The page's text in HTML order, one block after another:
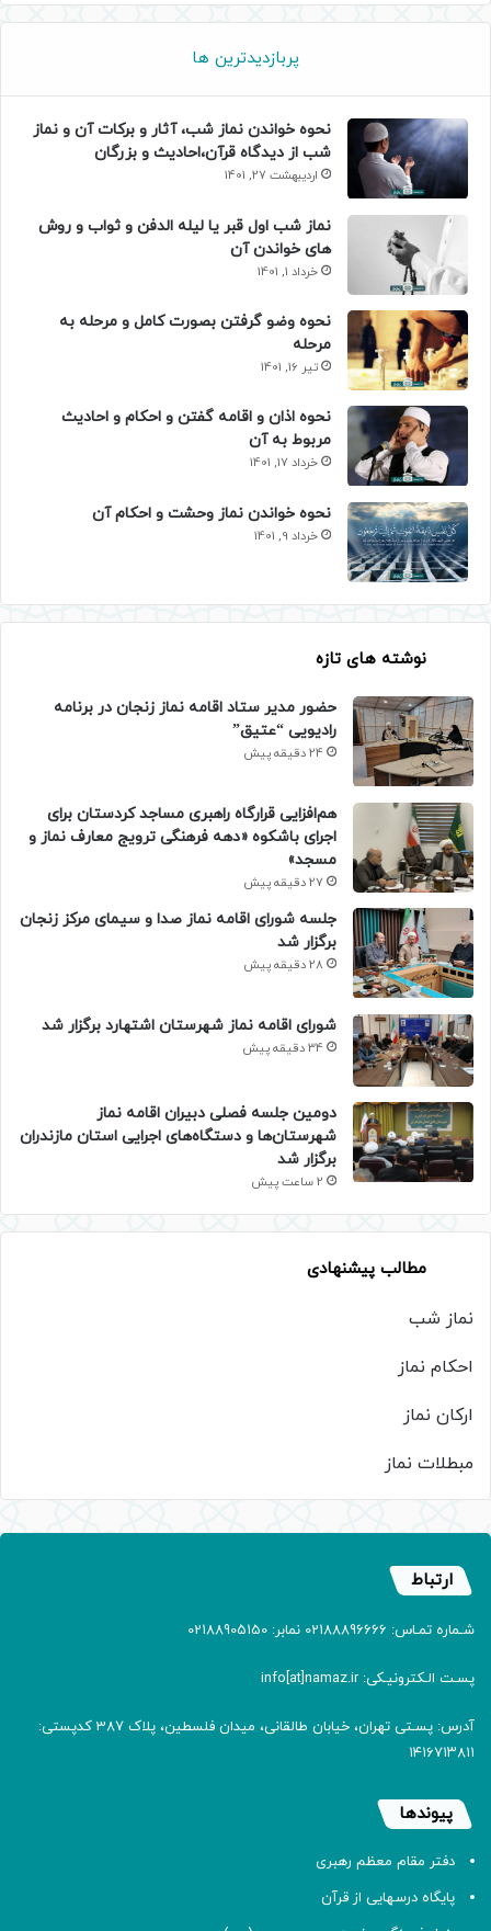
پربازدیدترین ها
نحوه خواندن نماز شب، آثار و برکات آن و نماز
شب از دیدگاه قرآن،احادیث و بزرگان
اردیبهشت 27, 1401
نماز شب اول قبر یا لیله الدفن و ثواب و روش
های خواندن آن
خرداد 1, 1401
نحوه وضو گرفتن بصورت کامل و مرحله به
مرحله
تیر 16, 1401
نحوه اذان و اقامه گفتن و احکام و احادیث
مربوط به آن
خرداد 17, 1401
نحوه خواندن نماز وحشت و احکام آن
خرداد 9, 1401
نوشته های تازه
حضور مدیر ستاد اقامه نماز زنجان در برنامه
رادیویی “عتیق”
24 دقیقه پیش
هم‌افزایی قرارگاه راهبری مساجد کردستان برای
اجرای باشکوه «دهه فرهنگی ترویج معارف نماز و
مسجد»
27 دقیقه پیش
جلسه شورای اقامه نماز صدا و سیمای مرکز زنجان
برگزار شد
28 دقیقه پیش
شورای اقامه نماز شهرستان اشتهارد برگزار شد
34 دقیقه پیش
دومین جلسه فصلی دبیران اقامه نماز
شهرستان‌ها و دستگاه‌های اجرایی استان مازندران
برگزار شد
2 ساعت پیش
مطالب پیشنهادی
نماز شب
احکام نماز
ارکان نماز
مبطلات نماز
ارتباط
شـماره تمـاس: 02188896666 نمابر: 02188905150
پسـت الـکترونیـکی: info[at]namaz.ir
آدرس: پسـتی تهران، خیابان طالقانی، میدان فلسطین، پلاک 387 کدپستی:
۱۴۱۶۷۱۳۸۱۱
پیوندها
دفتر مقام معظم رهبری
پایگاه درسهایی از قرآن